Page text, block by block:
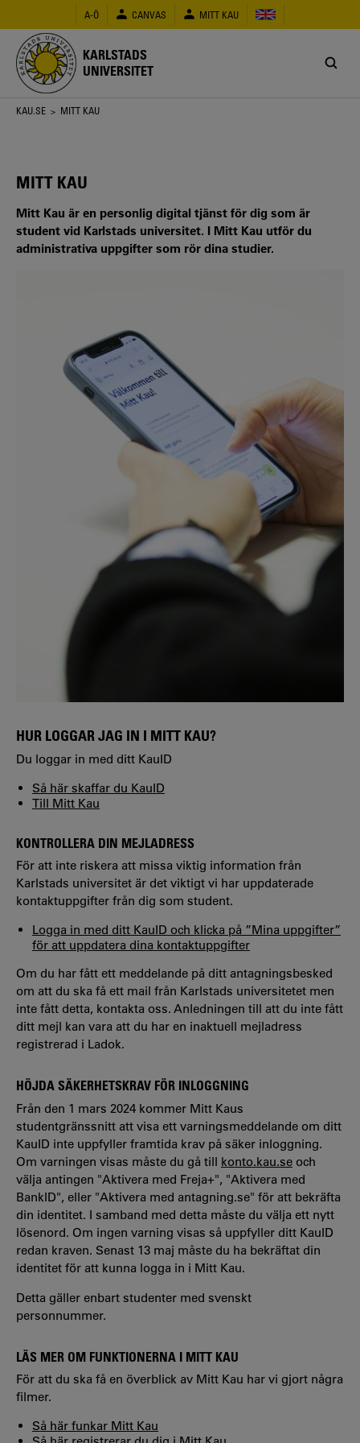
huvudinnehåll
A-Ö CANVAS MITT KAU
KARLSTADS
UNIVERSITET
Länkstig
KAU.SE > MITT KAU
MITT KAU
Mitt Kau är en personlig digital tjänst för dig som är
student vid Karlstads universitet. I Mitt Kau utför du
administrativa uppgifter som rör dina studier.
HUR LOGGAR JAG IN I MITT KAU?
Du loggar in med ditt KauID
Så här skaffar du KauID
Till Mitt Kau
KONTROLLERA DIN MEJLADRESS
För att inte riskera att missa viktig information från
Karlstads universitet är det viktigt vi har uppdaterade
kontaktuppgifter från dig som student.
Logga in med ditt KauID och klicka på ”Mina uppgifter”
för att uppdatera dina kontaktuppgifter
Om du har fått ett meddelande på ditt antagningsbesked
om att du ska få ett mail från Karlstads universitetet men
inte fått detta, kontakta oss. Anledningen till att du inte fått
ditt mejl kan vara att du har en inaktuell mejladress
registrerad i Ladok.
HÖJDA SÄKERHETSKRAV FÖR INLOGGNING
Från den 1 mars 2024 kommer Mitt Kaus
studentgränssnitt att visa ett varningsmeddelande om ditt
KauID inte uppfyller framtida krav på säker inloggning.
Om varningen visas måste du gå till konto.kau.se och
välja antingen "Aktivera med Freja+", "Aktivera med
BankID", eller "Aktivera med antagning.se" för att bekräfta
din identitet. I samband med detta måste du välja ett nytt
lösenord. Om ingen varning visas så uppfyller ditt KauID
redan kraven. Senast 13 maj måste du ha bekräftat din
identitet för att kunna logga in i Mitt Kau.
Detta gäller enbart studenter med svenskt
personnummer.
LÄS MER OM FUNKTIONERNA I MITT KAU
För att du ska få en överblick av Mitt Kau har vi gjort några
filmer.
Så här funkar Mitt Kau